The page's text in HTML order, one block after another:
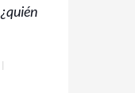
¿quién